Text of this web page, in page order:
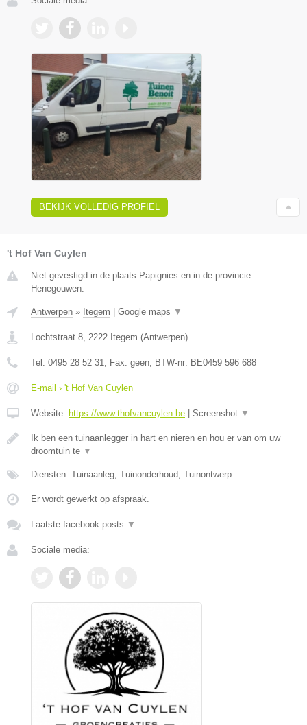
BEKIJK VOLLEDIG PROFIEL
't Hof Van Cuylen
Niet gevestigd in de plaats Papignies en in de provincie
Henegouwen.
Antwerpen » Itegem Google maps ▼
Lochtstraat 8, 2222 Itegem (Antwerpen)
Tel: 0495 28 52 31, Fax: geen, BTW-nr: BE0459 596 688
E-mail › 't Hof Van Cuylen
Website: https://www.thofvancuylen.be Screenshot ▼
Ik ben een tuinaanlegger in hart en nieren en hou er van om uw
droomtuin te ▼
Diensten: Tuinaanleg, Tuinonderhoud, Tuinontwerp
Er wordt gewerkt op afspraak.
Laatste facebook posts ▼
Sociale media: